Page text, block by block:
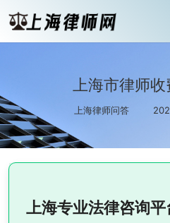
上海市律师
上海律师问答
上海专业法律咨询平